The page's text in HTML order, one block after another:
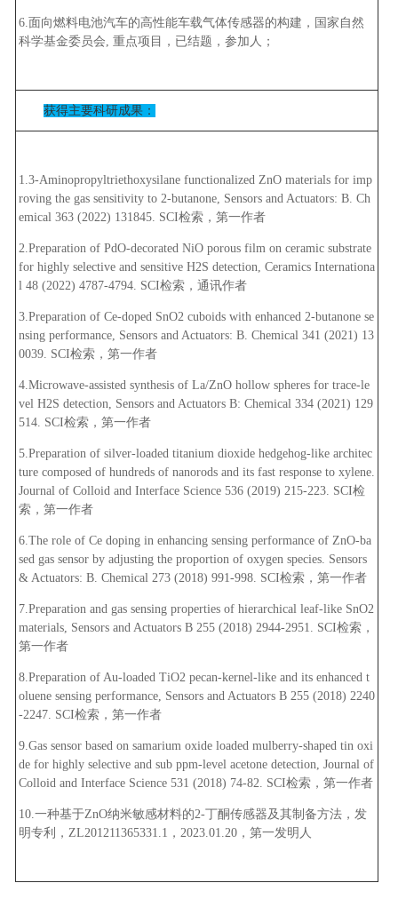
6.面向燃料电池汽车的高性能车载气体传感器的构建，国家自然
科学基金委员会, 重点项目，已结题，参加人；
获得主要科研成果：
1.3-Aminopropyltriethoxysilane functionalized ZnO materials for imp
roving the gas sensitivity to 2-butanone, Sensors and Actuators: B. Ch
emical 363 (2022) 131845. SCI检索，第一作者
2.Preparation of PdO-decorated NiO porous film on ceramic substrate
for highly selective and sensitive H2S detection, Ceramics Internationa
l 48 (2022) 4787-4794. SCI检索，通讯作者
3.Preparation of Ce-doped SnO2 cuboids with enhanced 2-butanone se
nsing performance, Sensors and Actuators: B. Chemical 341 (2021) 13
0039. SCI检索，第一作者
4.Microwave-assisted synthesis of La/ZnO hollow spheres for trace-le
vel H2S detection, Sensors and Actuators B: Chemical 334 (2021) 129
514. SCI检索，第一作者
5.Preparation of silver-loaded titanium dioxide hedgehog-like architec
ture composed of hundreds of nanorods and its fast response to xylene.
Journal of Colloid and Interface Science 536 (2019) 215-223. SCI检
索，第一作者
6.The role of Ce doping in enhancing sensing performance of ZnO-ba
sed gas sensor by adjusting the proportion of oxygen species. Sensors
& Actuators: B. Chemical 273 (2018) 991-998. SCI检索，第一作者
7.Preparation and gas sensing properties of hierarchical leaf-like SnO2
materials, Sensors and Actuators B 255 (2018) 2944-2951. SCI检索，
第一作者
8.Preparation of Au-loaded TiO2 pecan-kernel-like and its enhanced t
oluene sensing performance, Sensors and Actuators B 255 (2018) 2240
-2247. SCI检索，第一作者
9.Gas sensor based on samarium oxide loaded mulberry-shaped tin oxi
de for highly selective and sub ppm-level acetone detection, Journal of
Colloid and Interface Science 531 (2018) 74-82. SCI检索，第一作者
10.一种基于ZnO纳米敏感材料的2-丁酮传感器及其制备方法，发
明专利，ZL201211365331.1，2023.01.20，第一发明人